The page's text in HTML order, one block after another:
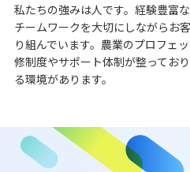
私たちの強みは人です。経験豊富
チームワークを大切にしながらお
り組んでいます。農業のプロフェ
修制度やサポート体制が整ってお
る環境があります。